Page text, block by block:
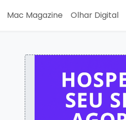
Mac Magazine Olhar Digital